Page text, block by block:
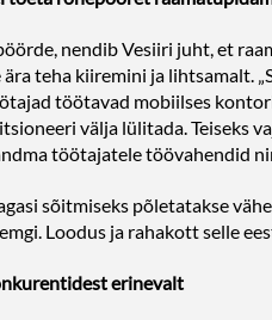
nendib Vesiiri juht, et
teha kiiremini ja lihtsamalt.
töötavad mobiilses
välja lülitada. Teiseks
töötajatele töövahendid
sõitmiseks põletatakse
Loodus ja rahakott selle
erinevalt